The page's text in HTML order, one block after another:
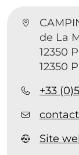
de La
12350
12350
+33
Site